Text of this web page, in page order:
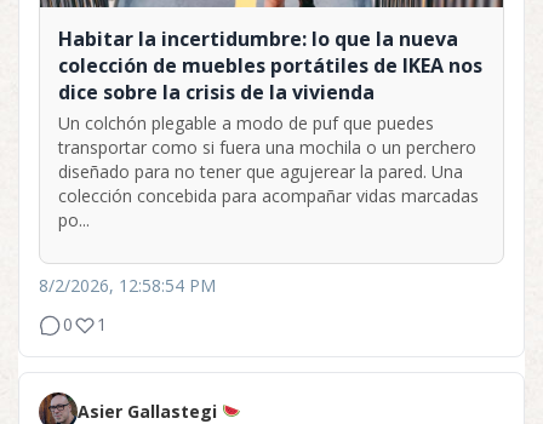
Habitar la incertidumbre: lo que la nueva
colección de muebles portátiles de IKEA nos
dice sobre la crisis de la vivienda
Un colchón plegable a modo de puf que puedes
transportar como si fuera una mochila o un perchero
diseñado para no tener que agujerear la pared. Una
colección concebida para acompañar vidas marcadas
po...
8/2/2026, 12:58:54 PM
0
1
Asier Gallastegi